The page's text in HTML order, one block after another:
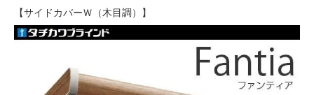
【サイドカバーＷ（木目調）】